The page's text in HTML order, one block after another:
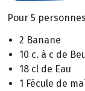
Pour 5 personnes
2 Banane
10 c. à c de
18 cl de Eau
1 Fécule de